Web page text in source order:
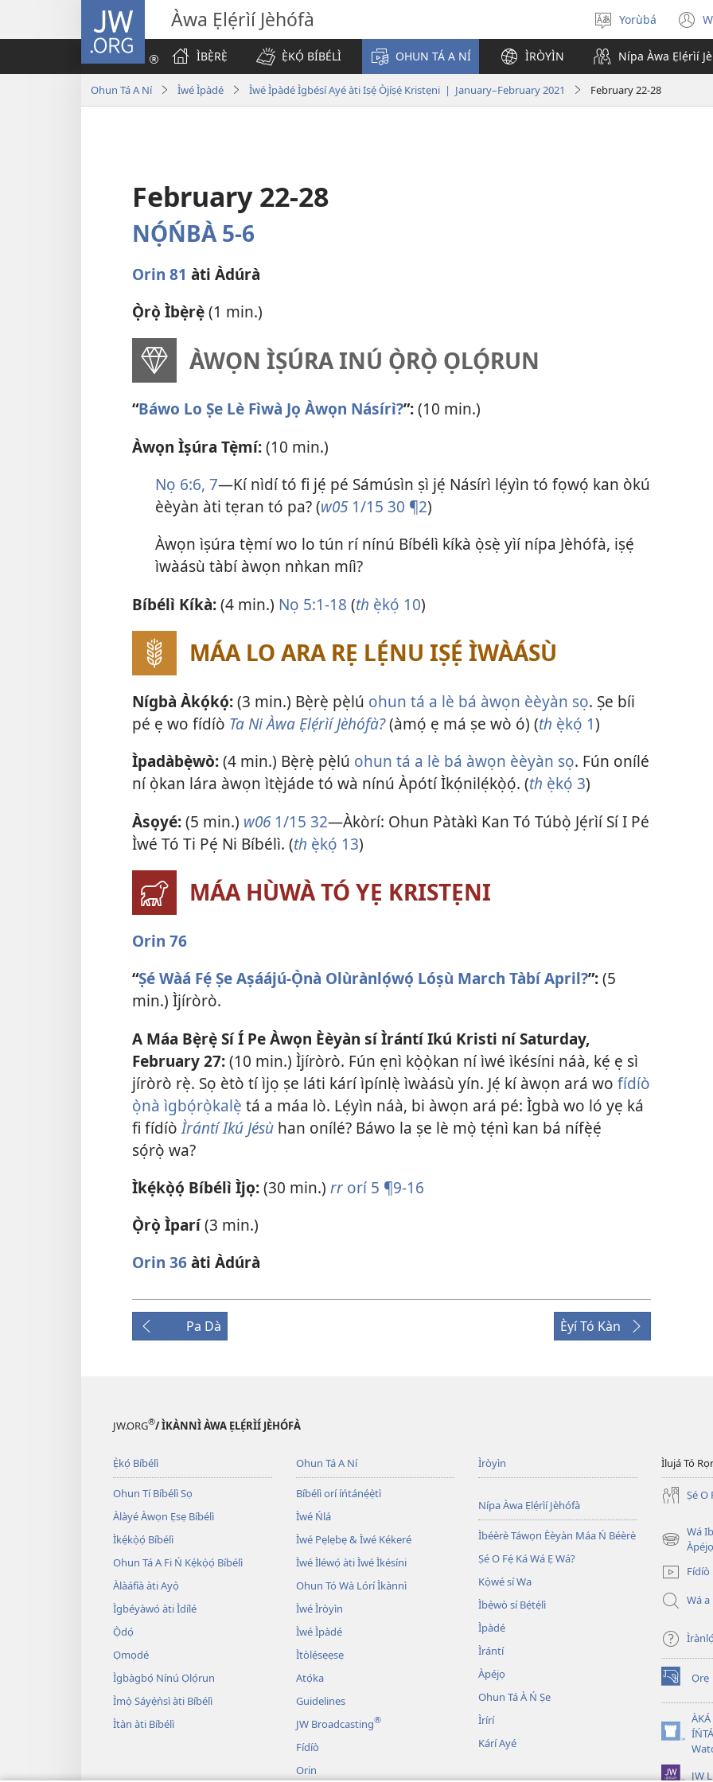
JW.ORG Àwa Ẹlẹ́rìí Jèhófà
Yan
èdè
Yorùbá
ÌBẸ̀RẸ̀
Ẹ̀KỌ́ BÍBÉLÌ OHUN TÁ A NÍ ÌRÒYÌN Nípa Àwa Ẹlẹ́rìí
Ohun Tá A Ní Ìwé Ìpàdé Ìwé Ìpàdé Ìgbésí Ayé àti Iṣẹ́ Òjíṣẹ́ Kristẹni | January–February 2021 February 22-28
February 22-28
NỌ́ŃBÀ 5-6
Orin 81 àti Àdúrà
Ọ̀rọ̀ Ìbẹ̀rẹ̀(1 min.)
ÀWỌN ÌṢÚRA INÚ Ọ̀RỌ̀ ỌLỌ́RUN
“Báwo Lo Ṣe Lè Fìwà Jọ Àwọn Násírì?”:(10 min.)
Àwọn Ìṣúra Tẹ̀mí:(10 min.)
Nọ 6:6, 7​—Kí nìdí tó fi jẹ́ pé Sámúsìn ṣì jẹ́ Násírì lẹ́yìn tó fọwọ́ kan òkú
èèyàn àti tẹran tó pa? (w05 1/15 30 ¶2)
Àwọn ìṣúra tẹ̀mí wo lo tún rí nínú Bíbélì kíkà ọ̀sẹ̀ yìí nípa Jèhófà, iṣẹ́
ìwàásù tàbí àwọn nǹkan míì?
Bíbélì Kíkà:(4 min.) Nọ 5:1-18 (th ẹ̀kọ́ 10)
MÁA LO ARA RẸ LẸ́NU IṢẸ́ ÌWÀÁSÙ
Nígbà Àkọ́kọ́:(3 min.) Bẹ̀rẹ̀ pẹ̀lú ohun tá a lè bá àwọn èèyàn sọ. Ṣe bíi
pé ẹ wo fídíò Ta Ni Àwa Ẹlẹ́rìí Jèhófà?(àmọ́ ẹ má ṣe wò ó) (th ẹ̀kọ́ 1)
Ìpadàbẹ̀wò:(4 min.) Bẹ̀rẹ̀ pẹ̀lú ohun tá a lè bá àwọn èèyàn sọ. Fún onílé
ní ọ̀kan lára àwọn ìtẹ̀jáde tó wà nínú Àpótí Ìkọ́nilẹ́kọ̀ọ́. (th ẹ̀kọ́ 3)
Àsọyé:(5 min.) w06 1/15 32​—Àkòrí: Ohun Pàtàkì Kan Tó Túbọ̀ Jẹ́rìí Sí I Pé
Ìwé Tó Ti Pẹ́ Ni Bíbélì. (th ẹ̀kọ́ 13)
MÁA HÙWÀ TÓ YẸ KRISTẸNI
Orin 76
“Ṣé Wàá Fẹ́ Ṣe Aṣáájú-Ọ̀nà Olùrànlọ́wọ́ Lóṣù March Tàbí April?”:(5
min.) Ìjíròrò.
A Máa Bẹ̀rẹ̀ Sí Í Pe Àwọn Èèyàn sí Ìrántí Ikú Kristi ní Saturday,
February 27:(10 min.) Ìjíròrò. Fún ẹnì kọ̀ọ̀kan ní ìwé ìkésíni náà, kẹ́ ẹ sì
jíròrò rẹ̀. Sọ ètò tí ìjọ ṣe láti kárí ìpínlẹ̀ ìwàásù yín. Jẹ́ kí àwọn ará wo fídíò
ọ̀nà ìgbọ́rọ̀kalẹ̀ tá a máa lò. Lẹ́yìn náà, bi àwọn ará pé: Ìgbà wo ló yẹ ká
fi fídíòÌrántí Ikú Jésù han onílé? Báwo la ṣe lè mọ̀ tẹ́nì kan bá nífẹ̀ẹ́
sọ́rọ̀ wa?
Ìkẹ́kọ̀ọ́ Bíbélì Ìjọ:(30 min.) rr orí 5 ¶9-16
Ọ̀rọ̀ Ìparí(3 min.)
Orin 36àti Àdúrà
Pa Dà Èyí Tó Kàn
JW.ORG®/ ÌKÀNNÌ ÀWA ẸLẸ́RÌÍ JÈHÓFÀ
Ẹ̀kọ́ Bíbélì
Ohun Tí Bíbélì Sọ
Àlàyé Àwọn Ẹsẹ Bíbélì
Ìkẹ́kọ̀ọ́ Bíbélì
Ohun Tá A Fi Ń Kẹ́kọ̀ọ́ Bíbélì
Àlàáfíà àti Ayọ̀
Ìgbéyàwó àti Ìdílé
Ọ̀dọ́
Ọmọdé
Ìgbàgbọ́ Nínú Ọlọ́run
Ìmọ̀ Sáyẹ́ǹsì àti Bíbélì
Ìtàn àti Bíbélì
Ohun Tá A Ní
Bíbélì orí íńtánẹ́ẹ̀tì
Ìwé Ńlá
Ìwé Pẹlẹbẹ & Ìwé Kékeré
Ìwé Ìléwọ́ àti Ìwé Ìkésíni
Ohun Tó Wà Lórí Ìkànnì
Ìwé Ìròyìn
Ìwé Ìpàdé
Ìtòlẹ́sẹẹsẹ
Atọ́ka
Guidelines
JW Broadcasting®
Fídíò
Orin
Ìròyìn
Nípa Àwa Ẹlẹ́rìí Jèhófà
Ìbéèrè Táwọn Èèyàn Máa Ń Béèrè
Ṣé O Fẹ́ Ká Wá Ẹ Wá?
Kọ̀wé sí Wa
Ìbẹ̀wò sí Bẹ́tẹ́lì
Ìpàdé
Ìrántí
Àpéjọ
Ohun Tá À Ń Ṣe
Ìrírí
Kárí Ayé
Ìlujá Tó
Ṣé O
Wá
(opens
window)
Fídíò
Wá a
Ọrẹ
(opens
new
window)
(opens
window)
JW